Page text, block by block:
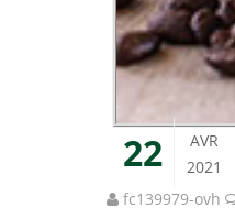
22
AVR
2021
fc139979-ovh